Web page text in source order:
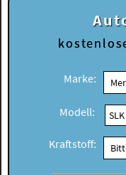
Marke:
Modell:
Kraftstoff: